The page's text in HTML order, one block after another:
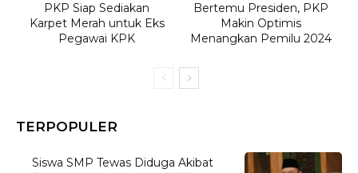
PKP Siap Sediakan
Karpet Merah untuk Eks
Pegawai KPK
Bertemu Presiden, PKP
Makin Optimis
Menangkan Pemilu 2024
TERPOPULER
Siswa SMP Tewas Diduga Akibat